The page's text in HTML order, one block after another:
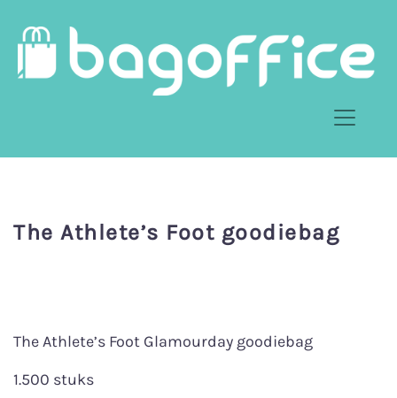
The Athlete’s Foot goodiebag
The Athlete’s Foot Glamourday goodiebag
1.500 stuks